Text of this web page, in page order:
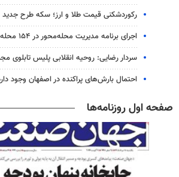
رکوردشکنی قیمت طلا و ارز؛ سکه طرح جدید به ۱۸۶ میلیون تومان
اجرای برنامه مدیریت محله‌محور در ۱۵۴ محله شهری و روستایی زنجان
سردار رضایی: روحیه انقلابی پلیس تابلوی
احتمال بارش‌های پراکنده در اصفهان وجود دارد؛ افزایش
صفحه اول روزنامه‌ها